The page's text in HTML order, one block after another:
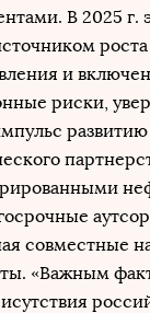
В 2025 г.
и
риски,
развитию
совместные
«Важным